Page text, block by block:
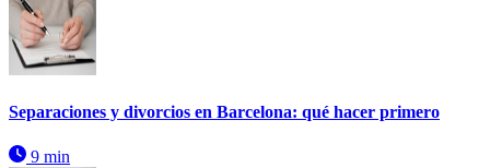
Separaciones y divorcios en Barcelona: qué hacer primero
9 min